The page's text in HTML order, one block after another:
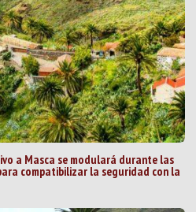
a Masca se modulará durante las
compatibilizar la seguridad con la